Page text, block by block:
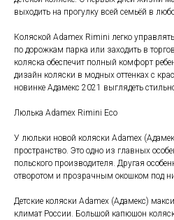
выходить на прогулку всей семьёй в
Коляской Adamex Rimini легко
по дорожкам парка или заходить в
коляска обеспечит полный комфорт
дизайн коляски в модных оттенках с
новинке Адамекс 2021 выглядеть
Люлька Adamex Rimini Eco
У люльки новой коляски Adamex
пространство. Это одно из главных
польского производителя. Другая
отворотом и прозрачным окошком под
Детские коляски Adamex (Адамекс)
климат России. Большой капюшон